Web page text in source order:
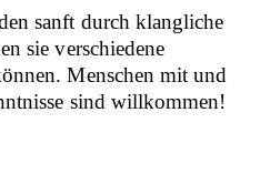
sanft durch klangliche
sie verschiedene
Menschen mit und
sind willkommen!